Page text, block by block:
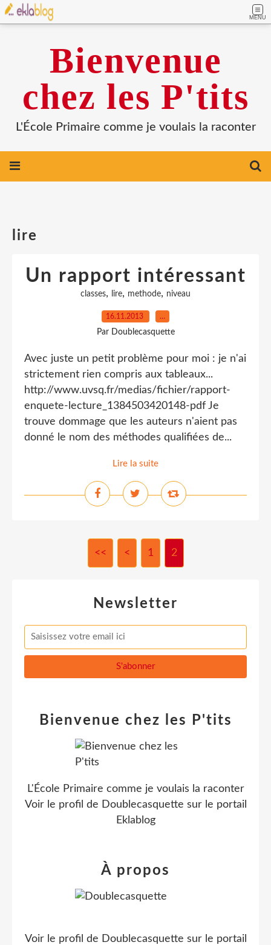
MENU
Bienvenue
chez les P'tits
L'École Primaire comme je voulais la raconter
lire
Un rapport intéressant
classes, lire, methode, niveau
16.11.2013 …
Par Doublecasquette
Avec juste un petit problème pour moi : je n'ai
strictement rien compris aux tableaux...
http://www.uvsq.fr/medias/fichier/rapport-
enquete-lecture_1384503420148-pdf Je
trouve dommage que les auteurs n'aient pas
donné le nom des méthodes qualifiées de...
Lire la suite
<< < 1 2
Newsletter
Bienvenue chez les P'tits
L'École Primaire comme je voulais la raconter
Voir le profil de Doublecasquette sur le portail
Eklablog
À propos
Voir le profil de Doublecasquette sur le portail